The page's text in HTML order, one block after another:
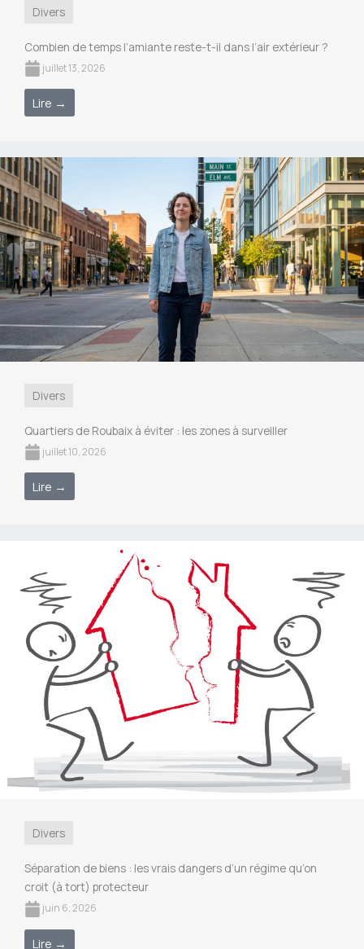
Divers
Combien de temps l’amiante reste-t-il dans l’air extérieur ?
juillet 13, 2026
Lire →
Divers
Quartiers de Roubaix à éviter : les zones à surveiller
juillet 10, 2026
Lire →
Divers
Séparation de biens : les vrais dangers d’un régime qu’on
croit (à tort) protecteur
juin 6, 2026
Lire →